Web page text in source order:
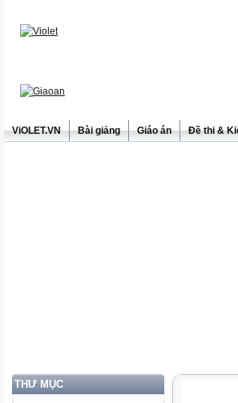
ViOLET.VN Bài giảng Giáo án Đề thi &
THƯ MỤC